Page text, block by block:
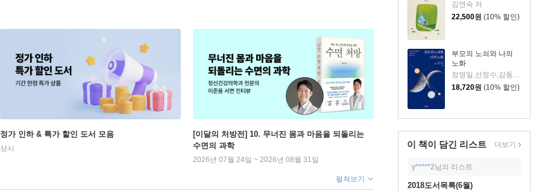
김연숙 저
22,500원 (10% 할인)
부모의 노쇠와 나의
노화
18,720원 (10% 할인)
이 책이 담긴 리스트 더보기
y*****2님의 리스트
2018도서목록(6월)
정가 인하 & 특가 할인 도서 모음
상시
[이달의 처방전] 10. 무너진 몸과 마음을 되돌리는
수면의 과학
2026년 07월 24일 ~ 2026년 08월 31일
펼쳐보기